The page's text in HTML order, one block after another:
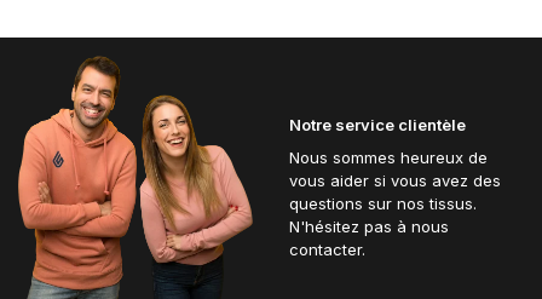
Notre service clientèle
Nous sommes heureux de
vous aider si vous avez des
questions sur nos tissus.
N'hésitez pas à nous
contacter.